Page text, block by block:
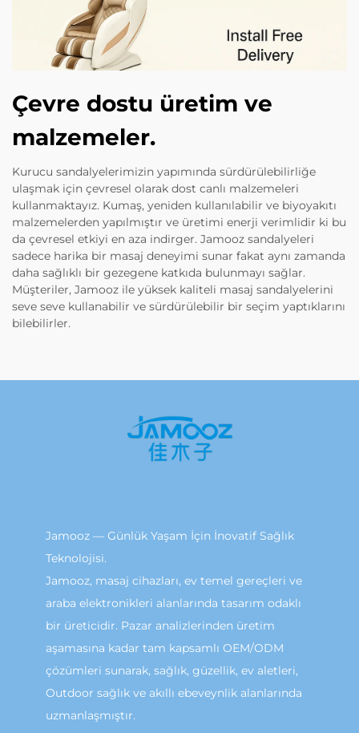
Çevre dostu üretim ve
malzemeler.
Kurucu sandalyelerimizin yapımında sürdürülebilirliğe
ulaşmak için çevresel olarak dost canlı malzemeleri
kullanmaktayız. Kumaş, yeniden kullanılabilir ve biyoyakıtı
malzemelerden yapılmıştır ve üretimi enerji verimlidir ki bu
da çevresel etkiyi en aza indirger. Jamooz sandalyeleri
sadece harika bir masaj deneyimi sunar fakat aynı zamanda
daha sağlıklı bir gezegene katkıda bulunmayı sağlar.
Müşteriler, Jamooz ile yüksek kaliteli masaj sandalyelerini
seve seve kullanabilir ve sürdürülebilir bir seçim yaptıklarını
bilebilirler.
Jamooz — Günlük Yaşam İçin İnovatif Sağlık
Teknolojisi.
Jamooz, masaj cihazları, ev temel gereçleri ve
araba elektronikleri alanlarında tasarım odaklı
bir üreticidir. Pazar analizlerinden üretim
aşamasına kadar tam kapsamlı OEM/ODM
çözümleri sunarak, sağlık, güzellik, ev aletleri,
Outdoor sağlık ve akıllı ebeveynlik alanlarında
uzmanlaşmıştır.